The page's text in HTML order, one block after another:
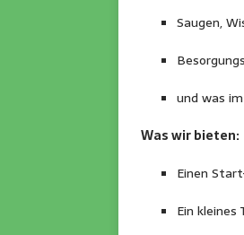
Saugen,
und was
Was wir bieten:
Einen
Ein